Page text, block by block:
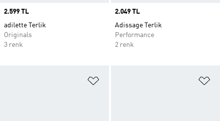
Price
2.599 TL
adilette Terlik
Originals
3 renk
Price
2.049 TL
Adissage Terlik
Performance
2 renk